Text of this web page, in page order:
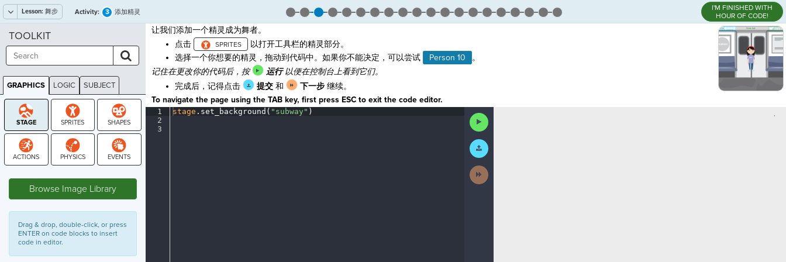
Lesson: 舞步 Activity: 3 添加精灵
I'M FINISHED WITH
HOUR OF CODE!
让我们添加一个精灵成为舞者。
点击
以打开工具栏的精灵部分。
选择一个你想要的精灵，拖动到代码中。如果你不能决定，可以尝试
Person 10
。
记住在更改你的代码后，按
运行 以便在控制台上看到它们。
完成后，记得点击
提交和 下一步继续。
To navigate the page using the TAB key, first press ESC to exit the code editor.
1
2
3
stage . set_background( "subway" )
Run
Code
Submit
Work
Next
Activity
,
TOOLKIT
GRAPHICS LOGIC SUBJECT
GRAPHICS
Browse Image Library
Drag & drop, double-click, or press
ENTER on code blocks to insert
code in editor.